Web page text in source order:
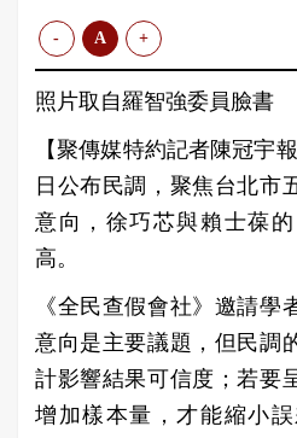
- A +
照片取自羅智強委員臉書
【聚傳媒特約記者陳冠宇
日公布民調，聚焦台北市
意向，徐巧芯與賴士葆
高。
《全民查假會社》邀請學
意向是主要議題，但民調
計影響結果可信度；若要
增加樣本量，才能縮小